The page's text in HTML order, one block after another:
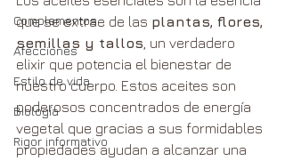
Complementos
Afecciones
Estilo de vida
Biología
Rigor informativo
que se extrae de las plantas, flores,
semillas y tallos , un verdadero
elixir que potencia el bienestar de
nuestro cuerpo. Estos aceites son
poderosos concentrados de energía
vegetal que gracias a sus formidables
propiedades ayudan a alcanzar una